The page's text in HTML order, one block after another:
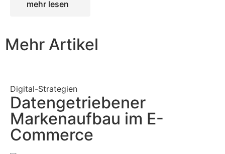
mehr lesen
Mehr Artikel
Digital-Strategien
Datengetriebener
Markenaufbau im E-
Commerce